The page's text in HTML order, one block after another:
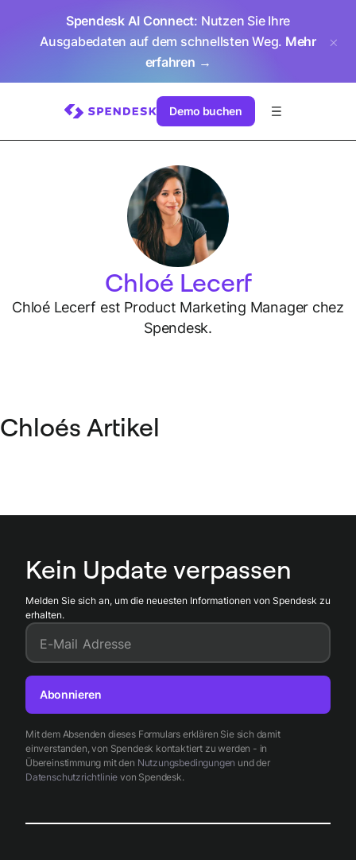
Spendesk AI Connect: Nutzen Sie Ihre
Ausgabedaten auf dem schnellsten Weg. Mehr
erfahren →
Demo buchen
Chloé Lecerf
Chloé Lecerf est Product Marketing Manager chez
Spendesk.
Chloés Artikel
Kein Update verpassen
Melden Sie sich an, um die neuesten Informationen von Spendesk zu
erhalten.
E-Mail Adresse
Mit dem Absenden dieses Formulars erklären Sie sich damit
einverstanden, von Spendesk kontaktiert zu werden - in
Übereinstimmung mit den Nutzungsbedingungen und der
Datenschutzrichtlinie von Spendesk.
Abonnieren